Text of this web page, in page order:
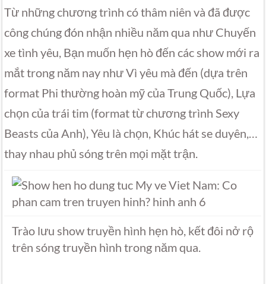
Từ những chương trình có thâm niên và đã được
công chúng đón nhận nhiều năm qua như Chuyến
xe tình yêu, Bạn muốn hẹn hò đến các show mới ra
mắt trong năm nay như Vì yêu mà đến (dựa trên
format Phi thường hoàn mỹ của Trung Quốc), Lựa
chọn của trái tim (format từ chương trình Sexy
Beasts của Anh), Yêu là chọn, Khúc hát se duyên,…
thay nhau phủ sóng trên mọi mặt trận.
Trào lưu show truyền hình hẹn hò, kết đôi nở rộ
trên sóng truyền hình trong năm qua.